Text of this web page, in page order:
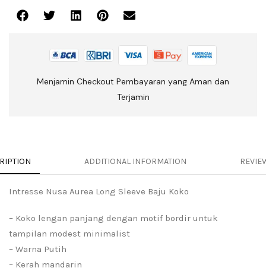
Menjamin Checkout Pembayaran yang Aman dan
Terjamin
ADDITIONAL INFORMATION
Intresse Nusa Aurea Long Sleeve Baju Koko
– Koko lengan panjang dengan motif bordir untuk
tampilan modest minimalist
– Warna Putih
– Kerah mandarin